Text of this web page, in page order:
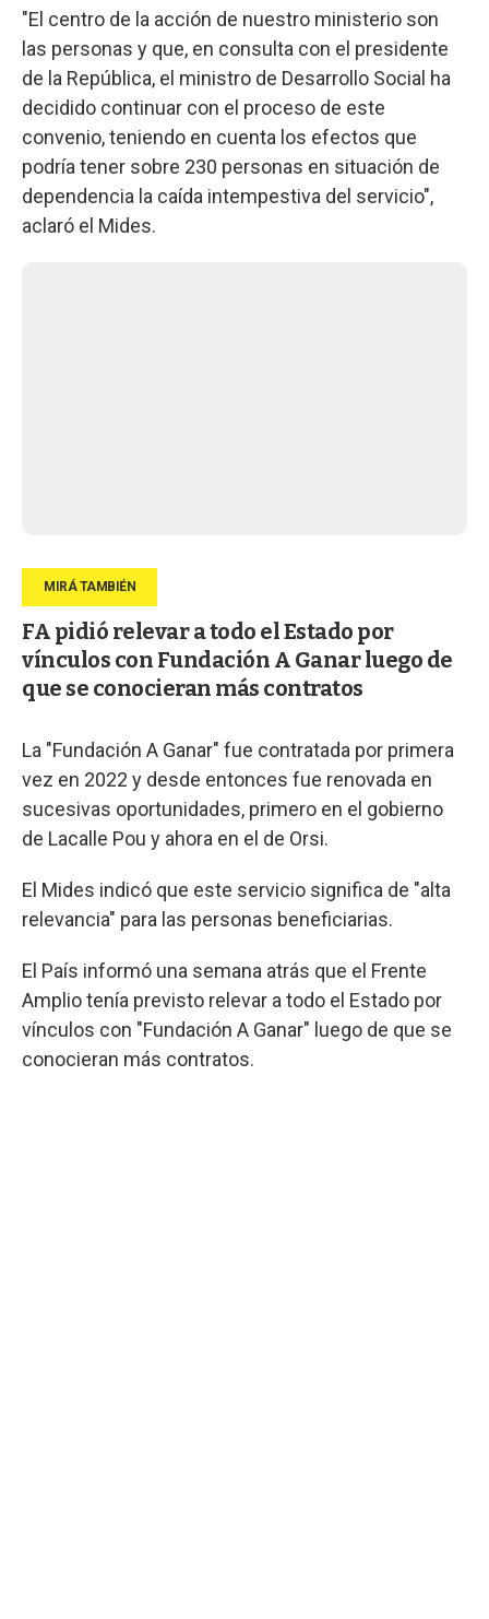
"El centro de la acción de nuestro ministerio son
las personas y que, en consulta con el presidente
de la República, el ministro de Desarrollo Social ha
decidido continuar con el proceso de este
convenio, teniendo en cuenta los efectos que
podría tener sobre 230 personas en situación de
dependencia la caída intempestiva del servicio",
aclaró el Mides.
FA pidió relevar a todo el Estado por
vínculos con Fundación A Ganar luego de
que se conocieran más contratos
La "Fundación A Ganar" fue contratada por primera
vez en 2022 y desde entonces fue renovada en
sucesivas oportunidades, primero en el gobierno
de Lacalle Pou y ahora en el de Orsi.
El Mides indicó que este servicio significa de "alta
relevancia" para las personas beneficiarias.
El País informó una semana atrás que el Frente
Amplio tenía previsto relevar a todo el Estado por
vínculos con "Fundación A Ganar" luego de que se
conocieran más contratos.